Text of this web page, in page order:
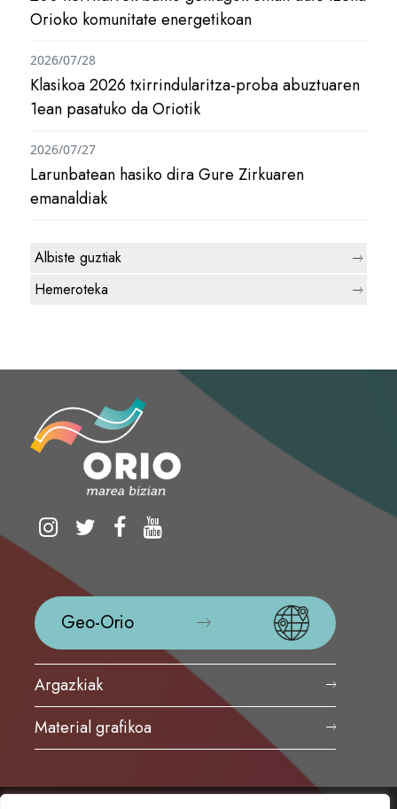
Orioko komunitate energetikoan
Klasikoa 2026 txirrindularitza-proba abuztuaren
1ean pasatuko da Oriotik
2026/07/28
Larunbatean hasiko dira Gure Zirkuaren
emanaldiak
2026/07/27
Albiste guztiak
Hemeroteka
Geo-Orio
Argazkiak
Material grafikoa